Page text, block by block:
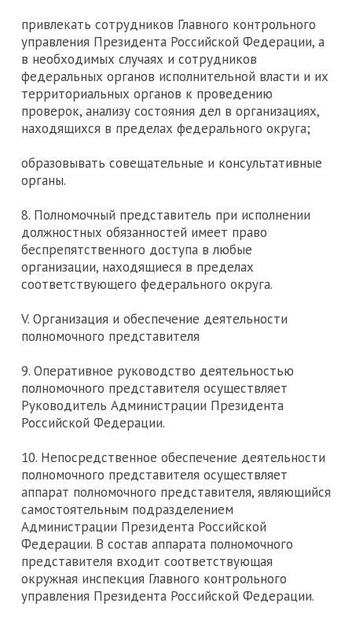
привлекать сотрудников Главного контрольного
управления Президента Российской Федерации, а
в необходимых случаях и сотрудников
федеральных органов исполнительной власти и их
территориальных органов к проведению
проверок, анализу состояния дел в организациях,
находящихся в пределах федерального округа;
образовывать совещательные и консультативные
органы.
8. Полномочный представитель при исполнении
должностных обязанностей имеет право
беспрепятственного доступа в любые
организации, находящиеся в пределах
соответствующего федерального округа.
V. Организация и обеспечение деятельности
полномочного представителя
9. Оперативное руководство деятельностью
полномочного представителя осуществляет
Руководитель Администрации Президента
Российской Федерации.
10. Непосредственное обеспечение деятельности
полномочного представителя осуществляет
аппарат полномочного представителя, являющийся
самостоятельным подразделением
Администрации Президента Российской
Федерации. В состав аппарата полномочного
представителя входит соответствующая
окружная инспекция Главного контрольного
управления Президента Российской Федерации.